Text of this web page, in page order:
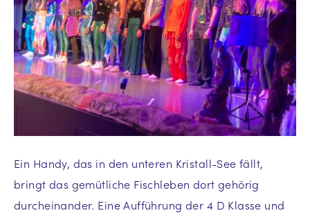
Ein Handy, das in den unteren Kristall-See fällt,
bringt das gemütliche Fischleben dort gehörig
durcheinander. Eine Aufführung der 4 D Klasse und